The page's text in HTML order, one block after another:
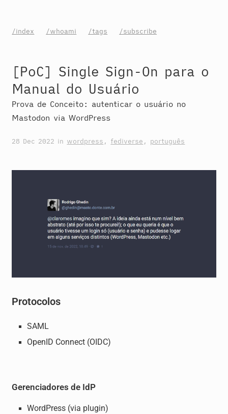
/index /whoami /tags /subscribe
[PoC] Single Sign-On para o
Manual do Usuário
Prova de Conceito: autenticar o usuário no
Mastodon via WordPress
28 Dec 2022 in wordpress , fediverse , português
Protocolos
SAML
OpenID Connect (OIDC)
Gerenciadores de IdP
WordPress (via plugin)